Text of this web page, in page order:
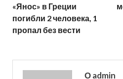
«Янос» в Греции
погибли 2 человека, 1
пропал без вести
О admin